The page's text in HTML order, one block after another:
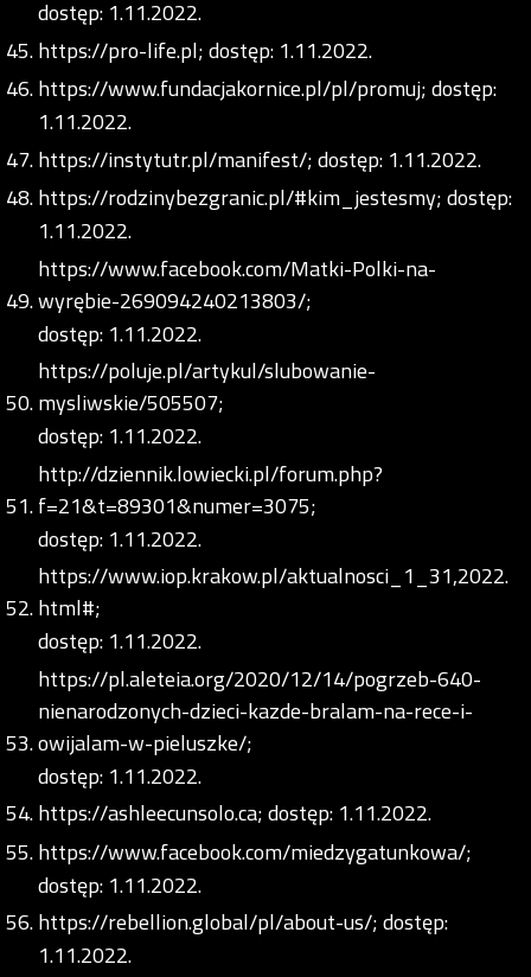
dostęp: 1.11.2022.
https://pro-life.pl;dostęp: 1.11.2022.
https://www.fundacjakornice.pl/pl/promuj;dostęp:
1.11.2022.
https://instytutr.pl/manifest/;dostęp: 1.11.2022.
https://rodzinybezgranic.pl/#kim_jestesmy;dostęp:
1.11.2022.
https://www.facebook.com/Matki-Polki-na-
wyrębie-269094240213803/;
dostęp: 1.11.2022.
https://poluje.pl/artykul/slubowanie-
mysliwskie/505507;
dostęp: 1.11.2022.
http://dziennik.lowiecki.pl/forum.php?
f=21&t=89301&numer=3075;
dostęp: 1.11.2022.
https://www.iop.krakow.pl/aktualnosci_1_31,2022.
html#;
dostęp: 1.11.2022.
https://pl.aleteia.org/2020/12/14/pogrzeb-640-
nienarodzonych-dzieci-kazde-bralam-na-rece-i-
owijalam-w-pieluszke/;
dostęp: 1.11.2022.
https://ashleecunsolo.ca;dostęp: 1.11.2022.
https://www.facebook.com/miedzygatunkowa/;
dostęp: 1.11.2022.
https://rebellion.global/pl/about-us/;dostęp:
1.11.2022.